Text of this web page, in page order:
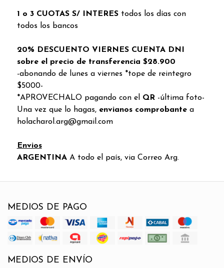
1 o 3 CUOTAS S/ INTERES todos los días con
todos los bancos
20% DESCUENTO VIERNES CUENTA DNI
sobre el precio de transferencia $28.900
-abonando de lunes a viernes *tope de reintegro
$5000-
*APROVECHALO pagando con el QR-última foto-
Una vez que lo hagas, envianos comprobantea
holacharol.arg@gmail.com
Envios
ARGENTINAA todo el país, via Correo Arg.
MEDIOS DE PAGO
MEDIOS DE ENVÍO